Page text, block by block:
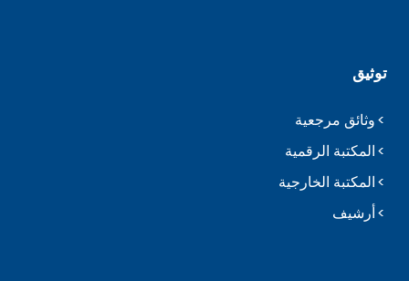
توثيق
وثائق مرجعية
المكتبة الرقمية
المكتبة الخارجية
أرشيف